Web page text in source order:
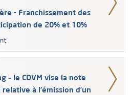
- Franchissement des
de 20% et 10%
– le CDVM vise la note
à l'émission d’un